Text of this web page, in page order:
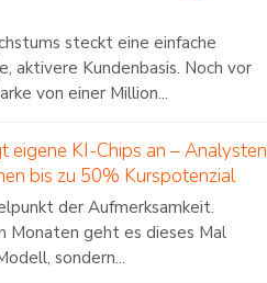
steckt eine einfache
aktivere Kundenbasis. Noch vor
von einer Million...
eigene KI-Chips an – Analysten
bis zu 50% Kurspotenzial
der Aufmerksamkeit.
Monaten geht es dieses Mal
sondern...